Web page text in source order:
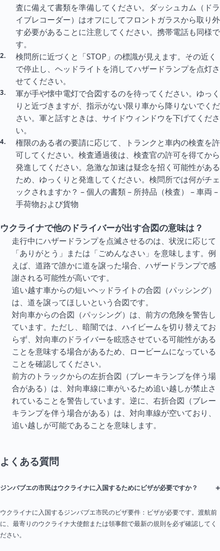
査に備えて書類を準備してください。ダッシュカム（ドラ
イブレコーダー）はオフにしてフロントガラスから取り外
す必要があることに注意してください。携帯電話も同様で
す。
検問所に近づくと「STOP」の標識が見えます。その近く
で停止し、ヘッドライトを消してハザードランプを点灯さ
せてください。
軍が手や懐中電灯で合図するのを待ってください。ゆっく
りと近づきますが、指示がない限り車から降りないでくだ
さい。軍と話すときは、サイドウィンドウを下げてくださ
い。
権限のある者の要請に応じて、トランクと車内の検査を許
可してください。検査通過後は、検査官の許可を得てから
発進してください。急激な加速は疑念を招く可能性がある
ため、ゆっくりと発進してください。検問所では何がチェ
ックされますか？ – 個人の書類 – 所持品（検査） – 車両 –
手荷物および貨物
ウクライナで他のドライバーが出す合図の意味は？
走行中にハザードランプを点滅させるのは、状況に応じて
「ありがとう」または「ごめんなさい」を意味します。例
えば、道路で誰かに道を譲った場合、ハザードランプで感
謝される可能性が高いです。
追い越す車からの短いヘッドライトの合図（パッシング）
は、道を譲ってほしいという合図です。
対向車からの合図（パッシング）は、前方の危険を警告し
ています。ただし、暗闇では、ハイビームを切り替えてお
らず、対向車のドライバーを眩惑させている可能性がある
ことを意味する場合があるため、ロービームになっている
ことを確認してください。
前方のトラックからの左折合図（ブレーキランプを伴う場
合がある）は、対向車線に車がいるため追い越しが禁止さ
れていることを警告しています。逆に、右折合図（ブレー
キランプを伴う場合がある）は、対向車線が空いており、
追い越しが可能であることを意味します。
よくある質問
ジンバブエの市民はウクライナに入国するためにビザが必要ですか？ +
ウクライナに入国するジンバブエ市民のビザ要件：ビザが必要です。渡航前
に、最寄りのウクライナ大使館または領事館で最新の規則を必ず確認してく
ださい。